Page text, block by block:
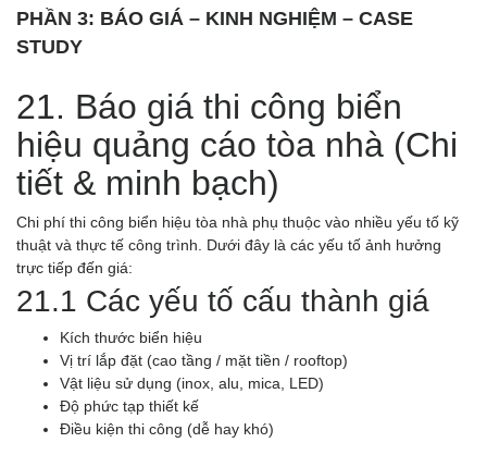
PHẦN 3: BÁO GIÁ – KINH NGHIỆM – CASE
STUDY
21. Báo giá thi công biển
hiệu quảng cáo tòa nhà (Chi
tiết & minh bạch)
Chi phí thi công biển hiệu tòa nhà phụ thuộc vào nhiều yếu tố kỹ
thuật và thực tế công trình. Dưới đây là các yếu tố ảnh hưởng
trực tiếp đến giá:
21.1 Các yếu tố cấu thành giá
Kích thước biển hiệu
Vị trí lắp đặt (cao tầng / mặt tiền / rooftop)
Vật liệu sử dụng (inox, alu, mica, LED)
Độ phức tạp thiết kế
Điều kiện thi công (dễ hay khó)